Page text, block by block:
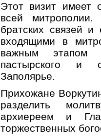
Этот визит имеет
всей
братских связей
входящими в
важным этапом
пастырского и
Заполярье.
Прихожане
разделить
архиереем и
торжественных